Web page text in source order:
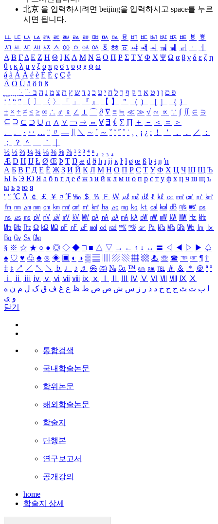
北京 을 입력하시려면 beijing을 입력하시고 space를 누르
시면 됩니다.
ㅥ ㅦ ㅧ ㅨ ㅩ ㅪ ㅫ ㅬ ㅭ ㅮ ㅯ ㅰ ㅱ ㅲ ㅳ ㅴ ㅵ ㅶ ㅷ ㅸ
ㅹ
ㅺ ㅻ ㅼ ㅽ ㅾ ㅿ ㆀ ㆁ ㆂ ㆃ ㆄ ㆅ ㆆ ㆇ ㆈ ㆉ ㆊ ㆋ ㆌ ㆍ
ㆎ
Α Β ΓΔ Ε Ζ Η Θ Ι ΚΛ Μ Ν Ξ Ο Π Ρ Σ ΤΥ Φ Χ Ψ Ω α β γ δ ε ζ η
θ ι κ λ μ ν ξ ο π ρ σ τ υ φ χ ψ ω
á à Á À é è É È ç Ç ê
Ä Ö Ü ä ö ü ß
ִֶֹ ֻּ ׁׂ פ ם ן ו ט א ר ק ף ך ל ח י ע כ ג ד ש ץ ת צ מ נ ה ב
‘ ’ “ ” 〔 〕 〈 〉 「 」 『 』 【 】 ＂ （ ） ［ ］ ｛ ｝
± × ÷ ≠ ≤ ≥ ∞ ∴ ♂ ♀ ∠ ⊥ ⌒ ∂ ∇ ≡ ≒ ≪ ≫ √ ∽ ∝ ∵ ∫ ∬ ∈ ∋
⊆ ⊇ ⊂ ⊃ ∪ ∩ ∧ ∨ ￢ ⇒ ⇔ ∀ ∃ ∮ ∑ ∏ ＋ － ＜ ＝
＞
、
。 · ‥ … ¨ 〃 ― ＼ ∼ ´ ～ ˇ ˘ ˝ ˚ ˙ ¸ ¡ ¿ ː ！ ＇ ， ． ／
：
；
？ ＾ ｀
½ ⅓ ⅔ ¼ ¾ ⅛ ⅜ ⅝ ⅞ ¹ ² ³ ⁴ ⁿ ₁ ₂ ₃ ₄
Æ Ð Ħ Ĳ Ł Ø Œ Þ Ŧ Ŋ æ đ ð ħ ı ĳ ĸ ŀ ł ø œ ß þ ŧ ŋ ŉ
А Б В Г Д Е Ё Ж З И Й К Л М Н О П Р С Т У Ф Х Ц Ч Ш Щ Ъ
Ы Ь Э Ю Я а б в г д е ё ж з и й к л м н о п р с т у ф х ц ч ш щ ъ
ы ь э ю я
′ ″ ℃ Å ￠ ￡ ￥ ¤ ℉ ‰ ＄ ％ Ｆ ￦ ㎕ ㎖ ㎗ ℓ ㎘ ㏄ ㎣ ㎤ ㎥ ㎦
㎙ ㎚ ㎛ ㎜ ㎝ ㎞ ㎟ ㎠ ㎡ ㎢ ㏊ ㎍ ㎎ ㎏ ㏏ ㎈ ㎉ ㏈ ㎧ ㎨ ㎰
㎱ ㎲ ㎳ ㎴ ㎵ ㎶ ㎷ ㎸ ㎹ ㎀ ㎁ ㎂ ㎃ ㎄ ㎺ ㎻ ㎽ ㎾ ㎿ ㎐ ㎑
㎒ ㎓ ㎔ Ω ㏀ ㏁ ㎊ ㎋ ㎌ ㏖ ㏅ ㎭ ㎮ ㎯ ㏛ ㎩ ㎪ ㎫ ㎬ ㏝ ㏐
㏓
㏃ ㏉ ㏜ ㏆
§ ※ ☆ ★ ○ ● ◎ ◇ ◆ □ ■ △ ▽ → ← ↑ ↓ ↔ 〓 ◁ ◀ ▷ ▶ ♤
♠ ♡ ♥ ♧ ♣ ⊙ ◈ ▣ ◐ ◑ ▒ ▤ ▨ ▧ ▦ ▩ ♨ ☏ ☎ ☜ ☞ ¶ †
‡ ↕ ↗ ↙ ↖ ↘ ♭ ♩ ♪ ♬ ㉿ ㈜ № ㏇ ™ ㏂ ㏘ ℡ ＃ ＆ ＊ ＠ ª º
ⅰ
ⅱ ⅲ ⅳ ⅴ ⅵ ⅶ ⅷ ⅸ ⅹ Ⅳ Ⅴ Ⅵ Ⅶ Ⅷ Ⅸ Ⅹ
ب ت ث ج ح خ د ذ ر ز س ش ص ض ط ظ ع غ ف ق ک ل م ن ه
و ی
닫기
통합검색
국내학술논문
학위논문
해외학술논문
학술지
단행본
연구보고서
공개강의
home
학술지 상세